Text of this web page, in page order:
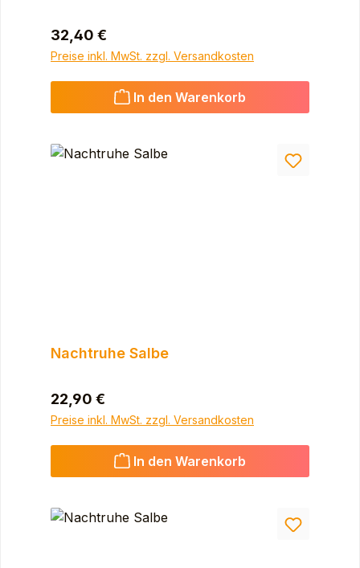
Regulärer Preis:
32,40 €
Preise inkl. MwSt. zzgl. Versandkosten
In den Warenkorb
Nachtruhe Salbe
Regulärer Preis:
22,90 €
Preise inkl. MwSt. zzgl. Versandkosten
In den Warenkorb